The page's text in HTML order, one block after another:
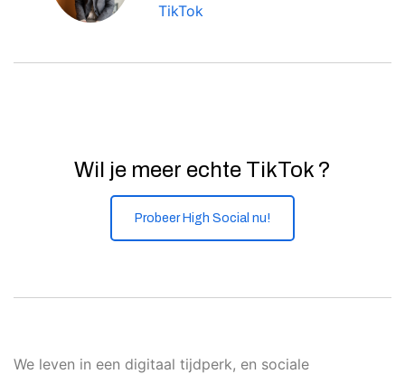
TikTok
Wil je meer echte TikTok ?
Probeer High Social nu!
We leven in een digitaal tijdperk, en sociale